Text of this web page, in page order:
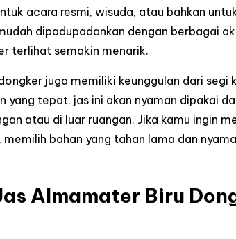
acara resmi, wisuda, atau bahkan
dipadupadankan dengan berbagai
terlihat semakin menarik.
juga memiliki keunggulan dari segi
yang tepat, jas ini akan nyaman dipakai
atau di luar ruangan. Jika kamu ingin
bahan yang tahan lama dan
Almamater Biru